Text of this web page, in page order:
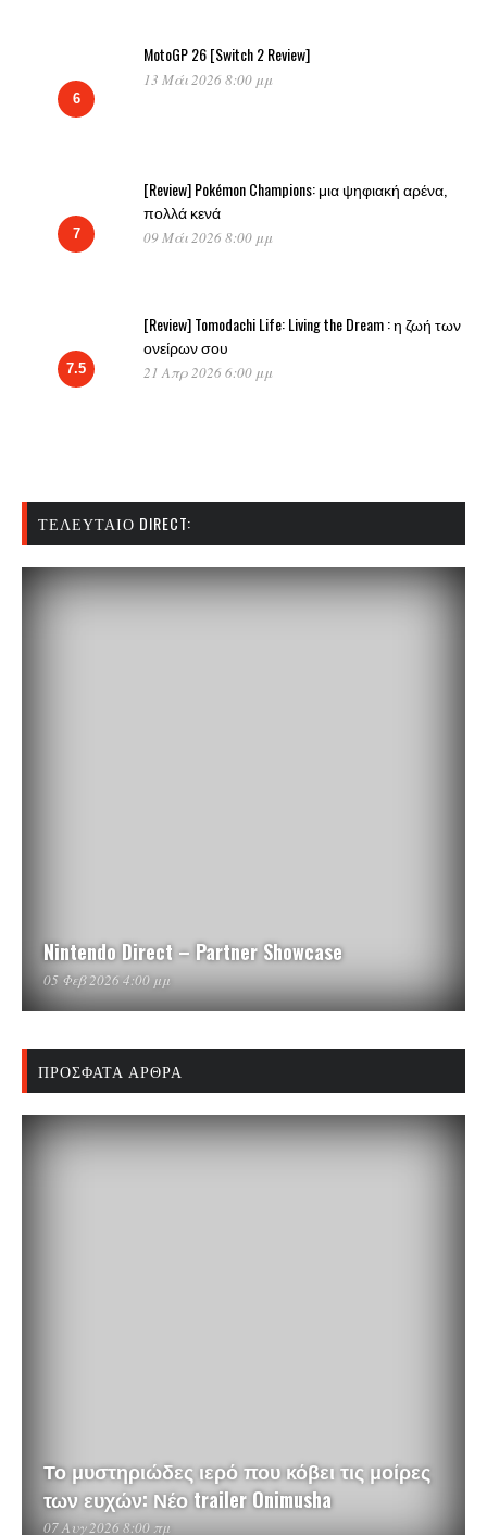
6
MotoGP 26 [Switch 2 Review]
13 Μάι 2026 8:00 μμ
7
[Review] Pokémon Champions: μια ψηφιακή αρένα,
πολλά κενά
09 Μάι 2026 8:00 μμ
7.5
[Review] Tomodachi Life: Living the Dream : η ζωή των
ονείρων σου
21 Απρ 2026 6:00 μμ
ΤΕΛΕΥΤΑΊΟ DIRECT:
Nintendo Direct – Partner Showcase
05 Φεβ 2026 4:00 μμ
ΠΡΌΣΦΑΤΑ ΆΡΘΡΑ
Το μυστηριώδες ιερό που κόβει τις μοίρες
των ευχών: Νέο trailer Onimusha
07 Αυγ 2026 8:00 πμ